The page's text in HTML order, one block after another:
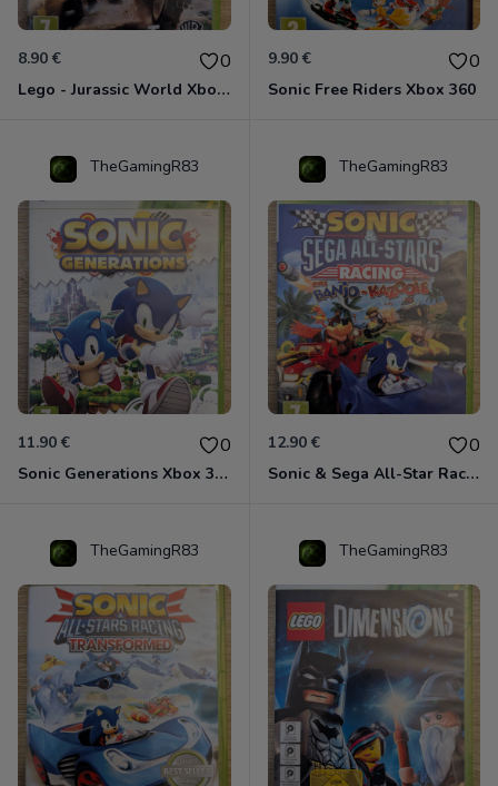
8.90 € 0
Lego - Jurassic World Xbox 360
9.90 € 0
Sonic Free Riders Xbox 360
TheGamingR83
11.90 € 0
Sonic Generations Xbox 360
TheGamingR83
12.90 € 0
Sonic & Sega All-Star Racing avec Banjo-Kazooie Xbox 360
TheGamingR83 TheGamingR83